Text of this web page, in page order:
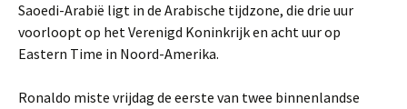
Saoedi-Arabië ligt in de Arabische tijdzone, die drie uur
voorloopt op het Verenigd Koninkrijk en acht uur op
Eastern Time in Noord-Amerika.
Ronaldo miste vrijdag de eerste van twee binnenlandse